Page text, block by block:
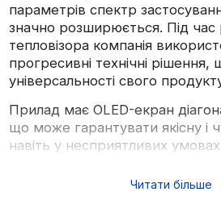
параметрів спектр
значно розширюється. Під час
тепловізора компанія
прогресивні технічні рішення,
універсальності свого
Прилад має OLED-екран
що може гарантувати якісну і
навіть у несприятливих
Головна особливість ThermTec
Читати більше